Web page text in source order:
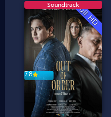
Full HD
7.8
Soundtrack